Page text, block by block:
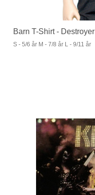
Barn T-Shirt - Destroyer
S - 5/6 år M - 7/8 år L - 9/11 år